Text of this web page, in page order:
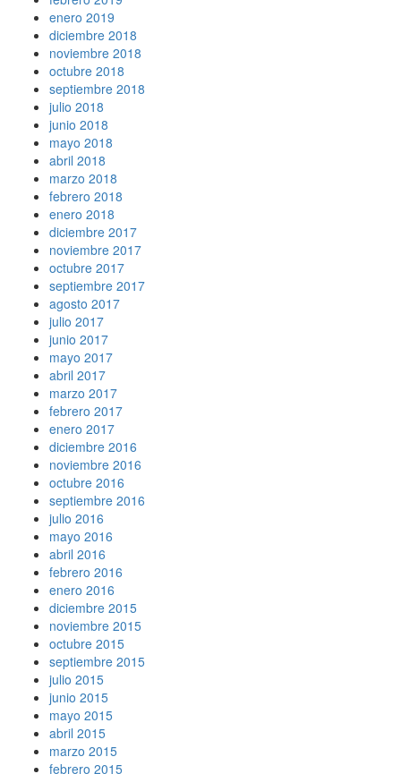
enero 2019
diciembre 2018
noviembre 2018
octubre 2018
septiembre 2018
julio 2018
junio 2018
mayo 2018
abril 2018
marzo 2018
febrero 2018
enero 2018
diciembre 2017
noviembre 2017
octubre 2017
septiembre 2017
agosto 2017
julio 2017
junio 2017
mayo 2017
abril 2017
marzo 2017
febrero 2017
enero 2017
diciembre 2016
noviembre 2016
octubre 2016
septiembre 2016
julio 2016
mayo 2016
abril 2016
febrero 2016
enero 2016
diciembre 2015
noviembre 2015
octubre 2015
septiembre 2015
julio 2015
junio 2015
mayo 2015
abril 2015
marzo 2015
febrero 2015